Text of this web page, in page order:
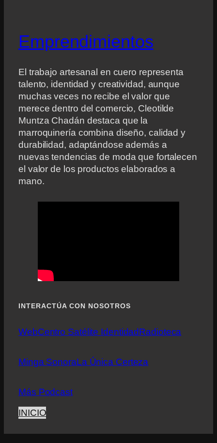
Emprendimientos
El trabajo artesanal en cuero representa
talento, identidad y creatividad, aunque
muchas veces no recibe el valor que
merece dentro del comercio, Cleotilde
Muntza Chadán destaca que la
marroquinería combina diseño, calidad y
durabilidad, adaptándose además a
nuevas tendencias de moda que fortalecen
el valor de los productos elaborados a
mano.
INTERACTÚA CON NOSOTROS
WebCentro Satélite IdentidadRadioteca
Minga SonoraLa Única Certeza
Más Podcast
INICIO